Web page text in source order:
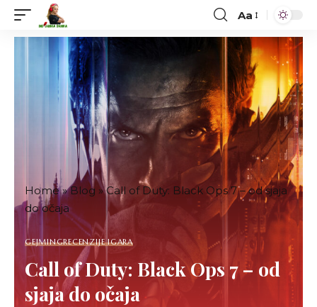
Font
Resizer
Aa
Home»Blog »Call of Duty: Black Ops 7 – od sjaja
do očaja
GEJMINGRECENZIJE IGARA
Call of Duty: Black Ops 7 – od
sjaja do očaja